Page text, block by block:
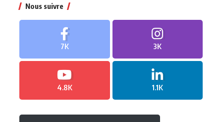
Nous suivre
7K 3K
4.8K 1.1K